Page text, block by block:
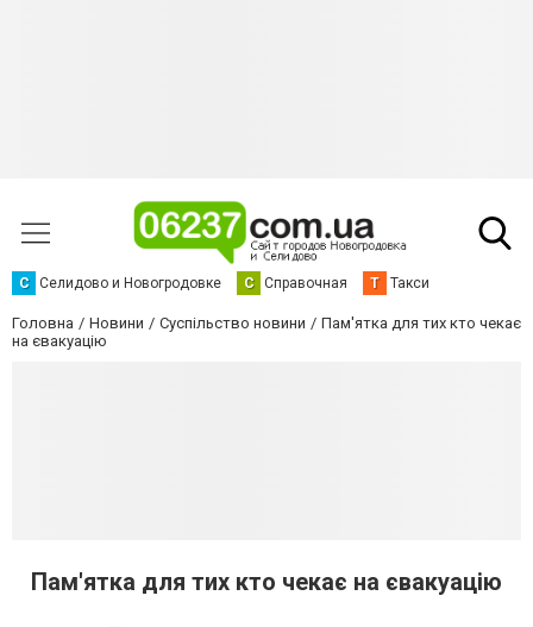
С Селидово и Новогродовке С Справочная Т Такси
Головна Новини Суспільство новини
Пам'ятка для тих кто чекає
на євакуацію
Пам'ятка для тих кто чекає на євакуацію